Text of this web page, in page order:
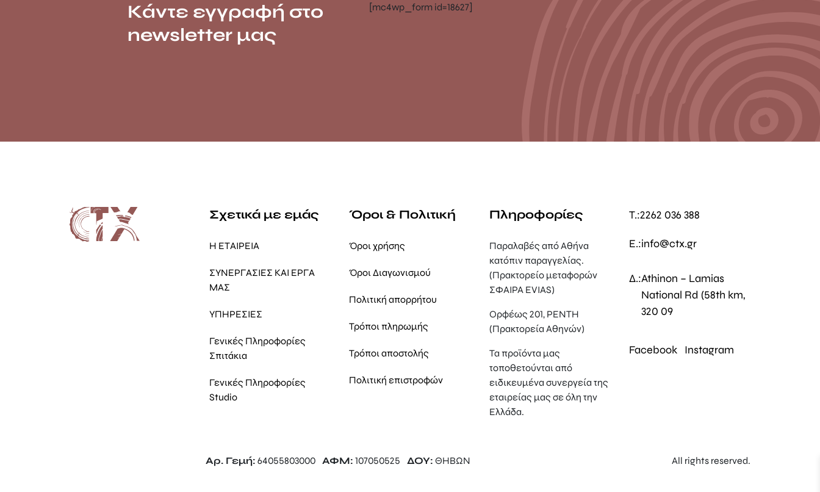
Κάντε εγγραφή στο
newsletter μας
[mc4wp_form id=18627]
Σχετικά με εμάς
Η ΕΤΑΙΡΕΙΑ
ΣΥΝΕΡΓΑΣΙΕΣ ΚΑΙ ΕΡΓΑ
ΜΑΣ
ΥΠΗΡΕΣΙΕΣ
Γενικές Πληροφορίες
Σπιτάκια
Γενικές Πληροφορίες
Studio
Όροι & Πολιτική
Όροι χρήσης
Όροι Διαγωνισμού
Πολιτική απορρήτου
Τρόποι πληρωμής
Τρόποι αποστολής
Πολιτική επιστροφών
Πληροφορίες
Παραλαβές από Αθήνα
κατόπιν παραγγελίας.
(Πρακτορείο μεταφορών
ΣΦΑΙΡΑ EVIAS)
Ορφέως 201, ΡΕΝΤΗ
(Πρακτορεία Αθηνών)
Τα προϊόντα μας
τοποθετούνται από
ειδικευμένα συνεργεία της
εταιρείας μας σε όλη την
Ελλάδα.
T.:2262 036 388
E.:info@ctx.gr
Δ.:Athinon – Lamias
National Rd (58th km,
320 09
Facebook Instagram
Αρ. Γεμή: 64055803000 ΑΦΜ: 107050525 ΔΟΥ: ΘΗΒΩΝ All rights reserved.